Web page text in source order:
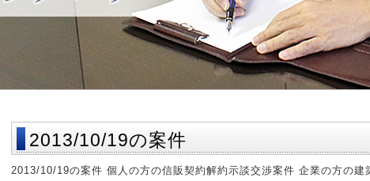
2013/10/19の案件
2013/10/19の案件 個人の方の信販契約解約示談交渉案件 企業の方の建